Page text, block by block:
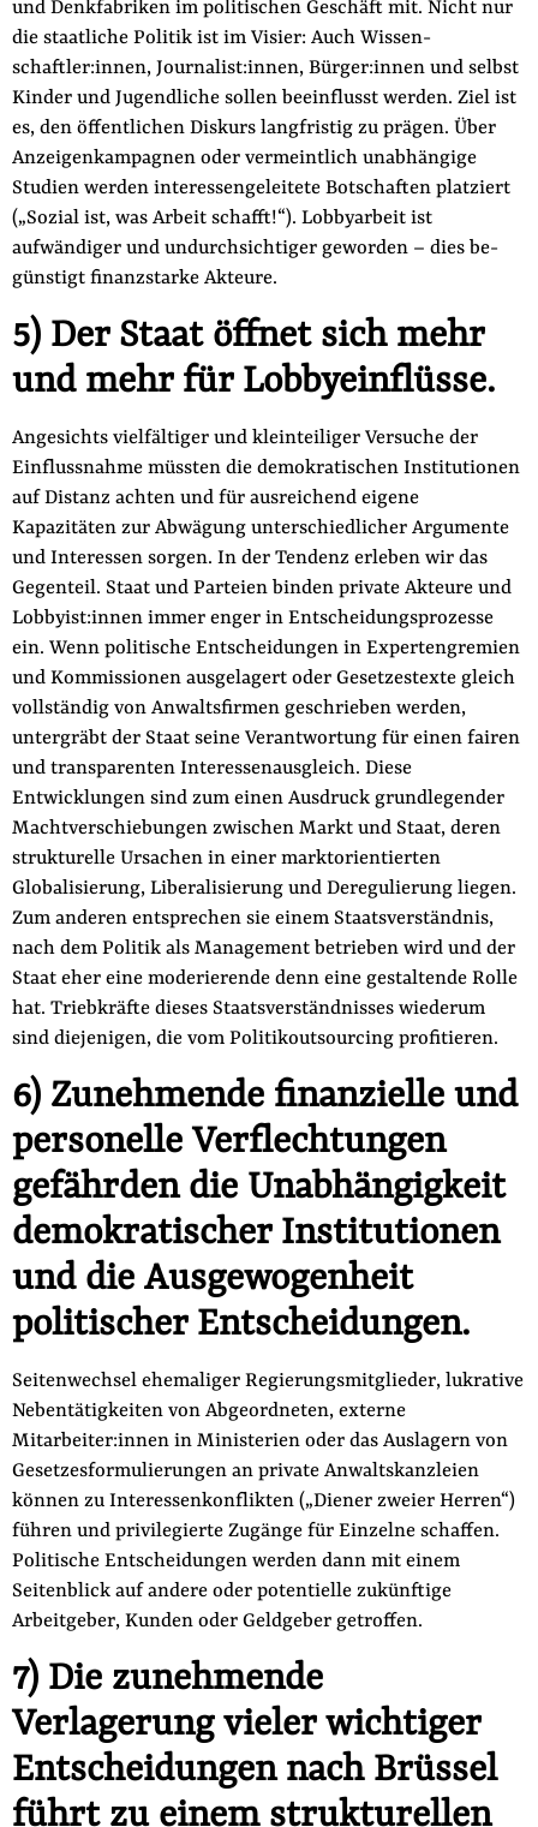
und Denkfabriken im politischen Geschäft mit. Nicht nur
die staatliche Politik ist im Visier: Auch Wissen­
schaftler:innen, Journalist:innen, Bürger:innen und selbst
Kinder und Jugendliche sollen beeinflusst werden. Ziel ist
es, den öffent­lichen Diskurs langfristig zu prägen. Über
Anzeigenkampagnen oder vermeintlich unabhängige
Studien werden interessengeleite­te Botschaften platziert
(„Sozial ist, was Arbeit schafft!“). Lobby­arbeit ist
aufwändiger und undurchsichtiger geworden – dies be­
günstigt finanzstarke Akteure.
5) Der Staat öffnet sich mehr
und mehr für Lobbyeinflüsse.
Angesichts vielfältiger und kleinteiliger Versuche der
Einflussnah­me müssten die demokratischen Institutionen
auf Distanz ach­ten und für ausreichend eigene
Kapazitäten zur Abwägung un­terschiedlicher Argumente
und Interessen sorgen. In der Tendenz erleben wir das
Gegenteil. Staat und Parteien binden private Ak­teure und
Lobbyist:innen immer enger in Entscheidungsprozesse
ein. Wenn politische Entscheidungen in Expertengremien
und Kommissionen ausgelagert oder Gesetzestexte gleich
vollständig von Anwaltsfirmen geschrieben werden,
untergräbt der Staat seine Verantwortung für einen fairen
und transparenten Interessenaus­gleich. Diese
Entwicklungen sind zum einen Ausdruck grundle­gender
Machtverschiebungen zwischen Markt und Staat, deren
strukturelle Ursachen in einer marktorientierten
Globalisierung, Liberalisierung und Deregulierung liegen.
Zum anderen entspre­chen sie einem Staatsverständnis,
nach dem Politik als Manage­ment betrieben wird und der
Staat eher eine moderierende denn eine gestaltende Rolle
hat. Triebkräfte dieses Staatsverständnisses wiederum
sind diejenigen, die vom Politikoutsourcing profitieren.
6) Zunehmende finanzielle und
personelle Verflechtungen
gefährden die Unabhängigkeit
demokratischer Institutionen
und die Ausgewogenheit
politischer Entscheidungen.
Seitenwechsel ehemaliger Regierungsmitglieder, lukrative
Ne­bentätigkeiten von Abgeordneten, externe
Mitarbeiter:innen in Ministerien oder das Auslagern von
Gesetzesformulierungen an private Anwaltskanzleien
können zu Interessenkonflikten („Die­ner zweier Herren“)
führen und privilegierte Zugänge für Einzel­ne schaffen.
Politische Entscheidungen werden dann mit einem
Seitenblick auf andere oder potentielle zukünftige
Arbeitgeber, Kunden oder Geldgeber getroffen.
7) Die zunehmende
Verlagerung vieler wichtiger
Entscheidungen nach Brüssel
führt zu einem strukturellen